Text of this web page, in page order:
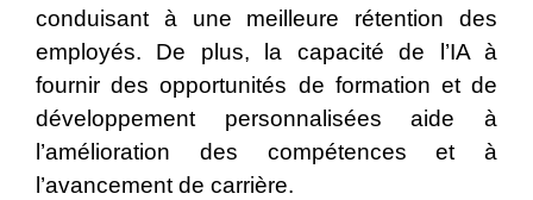
conduisant à une meilleure rétention des
employés. De plus, la capacité de l’IA à
fournir des opportunités de formation et de
développement personnalisées aide à
l’amélioration des compétences et à
l’avancement de carrière.